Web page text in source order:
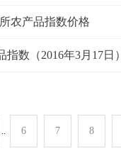
农产品指数价格
数（2016年3月17日）
.. 6 7 8